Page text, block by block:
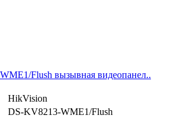
Flush вызывная видеопанел..
HikVision
DS-KV8213-WME1/Flush